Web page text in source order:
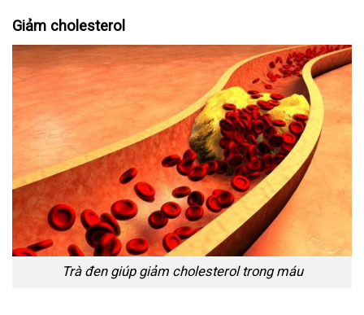
Giảm cholesterol
Trà đen giúp giảm cholesterol trong máu